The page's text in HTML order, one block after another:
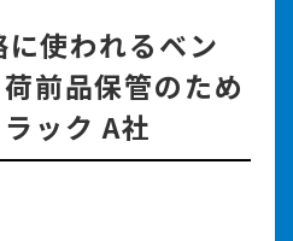
使われるベン
前品保管のため
ック A社